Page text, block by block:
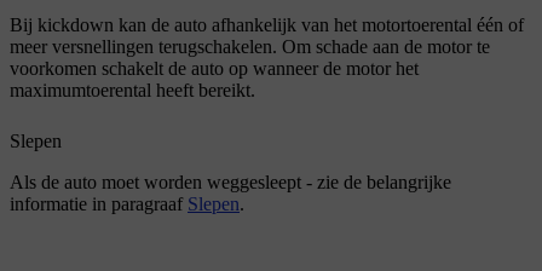
Bij kickdown kan de auto afhankelijk van het motortoerental één of
meer versnellingen terugschakelen. Om schade aan de motor te
voorkomen schakelt de auto op wanneer de motor het
maximumtoerental heeft bereikt.
Slepen
Als de auto moet worden weggesleept - zie de belangrijke
informatie in paragraaf Slepen.